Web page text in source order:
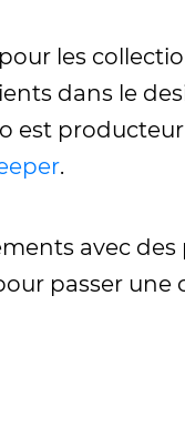
les
dans le
est
.
avec
passer